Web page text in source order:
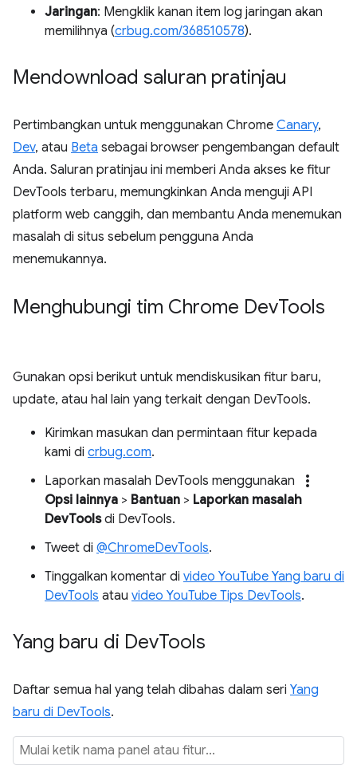
Jaringan: Mengklik kanan item log jaringan akan
memilihnya (crbug.com/368510578).
Mendownload saluran pratinjau
Pertimbangkan untuk menggunakan Chrome Canary,
Dev, atau Beta sebagai browser pengembangan default
Anda. Saluran pratinjau ini memberi Anda akses ke fitur
DevTools terbaru, memungkinkan Anda menguji API
platform web canggih, dan membantu Anda menemukan
masalah di situs sebelum pengguna Anda
menemukannya.
Menghubungi tim Chrome DevTools
Gunakan opsi berikut untuk mendiskusikan fitur baru,
update, atau hal lain yang terkait dengan DevTools.
Kirimkan masukan dan permintaan fitur kepada
kami di crbug.com.
Laporkan masalah DevTools menggunakan
more_vert
Opsi lainnya > Bantuan > Laporkan masalah
DevToolsdi DevTools.
Tweet di @ChromeDevTools.
Tinggalkan komentar di video YouTube Yang baru di
DevTools atau video YouTube Tips DevTools.
Yang baru di DevTools
Daftar semua hal yang telah dibahas dalam seri Yang
baru di DevTools.